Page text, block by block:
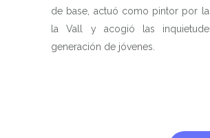
de base, actuó como pintor por
la Vall y acogió las
generación de jóvenes.